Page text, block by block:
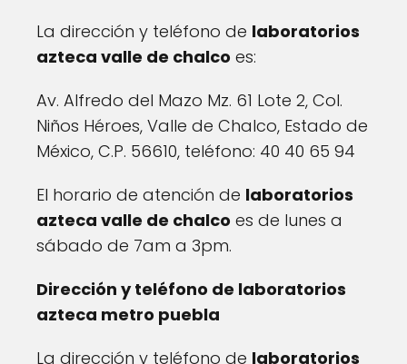
La dirección y teléfono de laboratorios
azteca valle de chalco es:
Av. Alfredo del Mazo Mz. 61 Lote 2, Col.
Niños Héroes, Valle de Chalco, Estado de
México, C.P. 56610, teléfono: 40 40 65 94
El horario de atención de laboratorios
azteca valle de chalco es de lunes a
sábado de 7am a 3pm.
Dirección y teléfono de laboratorios
azteca metro puebla
La dirección y teléfono de laboratorios